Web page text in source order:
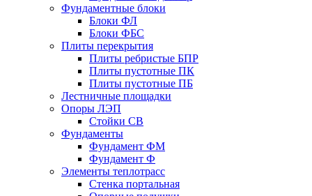
Фундаментные блоки
Блоки ФЛ
Блоки ФБС
Плиты перекрытия
Плиты ребристые БПР
Плиты пустотные ПК
Плиты пустотные ПБ
Лестничные площадки
Опоры ЛЭП
Стойки СВ
Фундаменты
Фyндамент ФМ
Фyндамент Ф
Элементы теплотрасс
Стенка портальная